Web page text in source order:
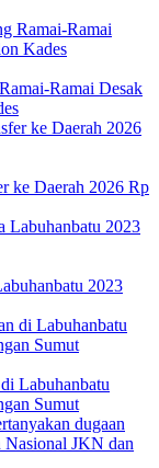
Ramai Desak
ke Daerah 2026 Rp
2023
Labuhanbatu
Sumut